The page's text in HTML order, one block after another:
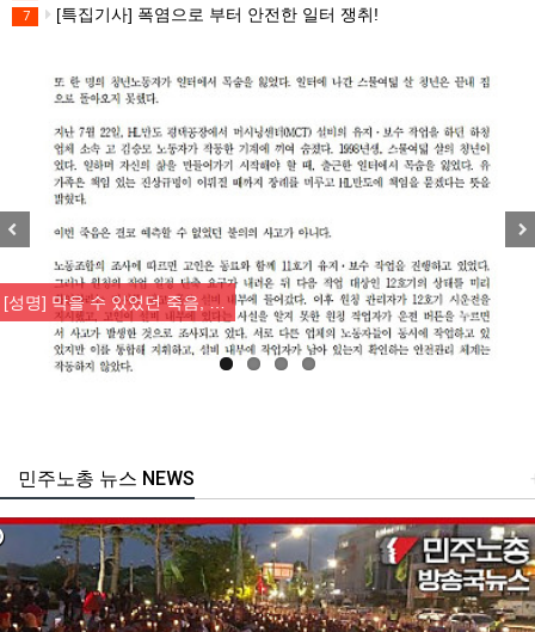
7 [특집기사] 폭염으로 부터 안전한 일터 쟁취!
[성명] 막을 수 있었던 죽음, …
주노총 뉴스 NEWS